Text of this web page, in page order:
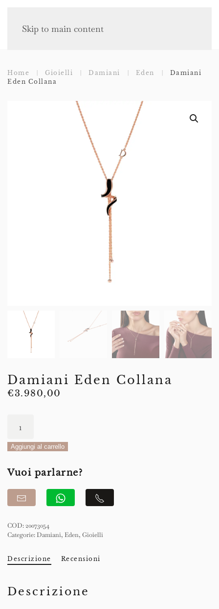
Skip to main content
Home Gioielli Damiani Eden
Damiani
Eden Collana
Damiani Eden Collana
€3.980,00
Eden
Collana
Aggiungi al carrello
Vuoi parlarne?
COD:20073054
Categorie:Damiani, Eden, Gioielli
Descrizione Recensioni
Descrizione